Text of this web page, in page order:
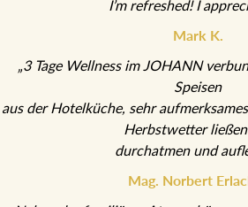
The nicest SPA. Two of the
I’m refreshed! I
Mark K.
„3 Tage Wellness im JOHANN
Speisen
aus der Hotelküche, sehr
herrlichem Herbstwetter
durchatmen und